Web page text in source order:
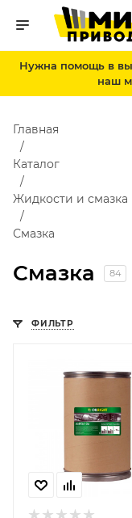
Нужна помощь в
наш
Смазка 84
Главная
Каталог
Жидкости и смазка
Смазка
ФИЛЬТР